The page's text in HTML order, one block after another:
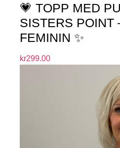
💗 TOPP MED
SISTERS POINT
FEMININ ✨
kr299.00